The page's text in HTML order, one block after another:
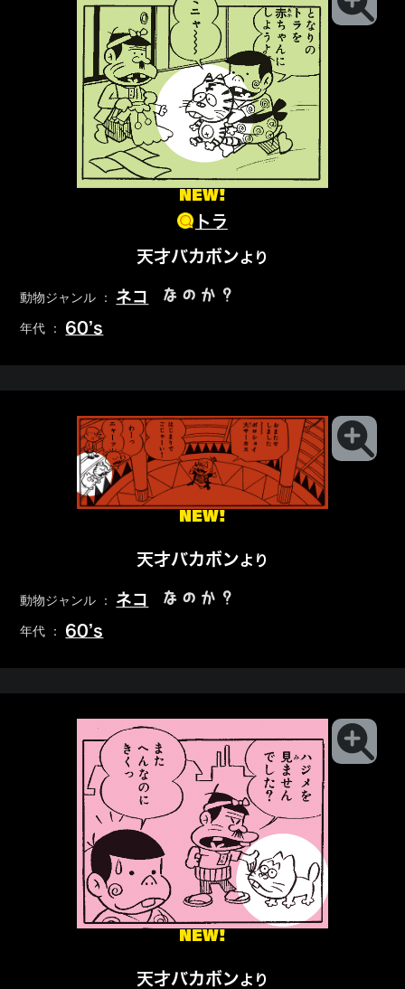
NEW!
トラ
天才バカボンより
動物ジャンル ： ネコ なのか？
年代 ： 60’s
NEW!
天才バカボンより
動物ジャンル ： ネコ なのか？
年代 ： 60’s
NEW!
天才バカボンより